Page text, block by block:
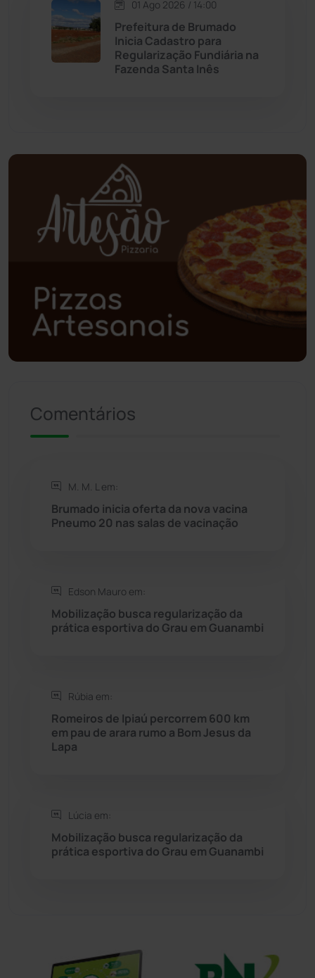
Palmas de Monte Alto
Piripá (90)
Planalto
Poções (182)
(57)
Polícia Militar (27)
Rio do Antônio
Saúde
Seabra (50)
Sítio do Mato
Sudoeste Baiano (1530)
Tanque Novo
Tecnologia (12)
01 Ago 2026 / 14:00
Prefeitura de Brumado
Inicia Cadastro para
Regularização Fundiária na
Fazenda Santa Inês
Comentários
M. M. L em:
Brumado inicia oferta da nova vacina
Pneumo 20 nas salas de vacinação
Edson Mauro em:
Mobilização busca regularização da
prática esportiva do Grau em Guanambi
Rúbia em:
Romeiros de Ipiaú percorrem 600 km
em pau de arara rumo a Bom Jesus da
Lapa
Lúcia em:
Mobilização busca regularização da
prática esportiva do Grau em Guanambi